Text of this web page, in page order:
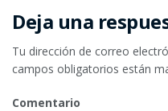
Deja una
Tu dirección de correo
campos obligatorios están
Comentario